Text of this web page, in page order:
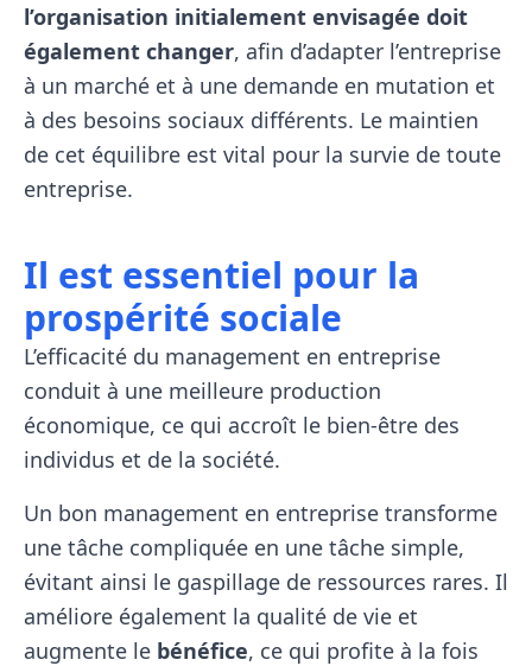
l’organisation initialement envisagée doit
également changer, afin d’adapter l’entreprise
à un marché et à une demande en mutation et
à des besoins sociaux différents. Le maintien
de cet équilibre est vital pour la survie de toute
entreprise.
Il est essentiel pour la
prospérité sociale
L’efficacité du management en entreprise
conduit à une meilleure production
économique, ce qui accroît le bien-être des
individus et de la société.
Un bon management en entreprise transforme
une tâche compliquée en une tâche simple,
évitant ainsi le gaspillage de ressources rares. Il
améliore également la qualité de vie et
augmente le bénéfice, ce qui profite à la fois